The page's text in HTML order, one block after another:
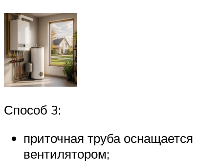
Способ 3:
приточная труба оснащается
вентилятором;